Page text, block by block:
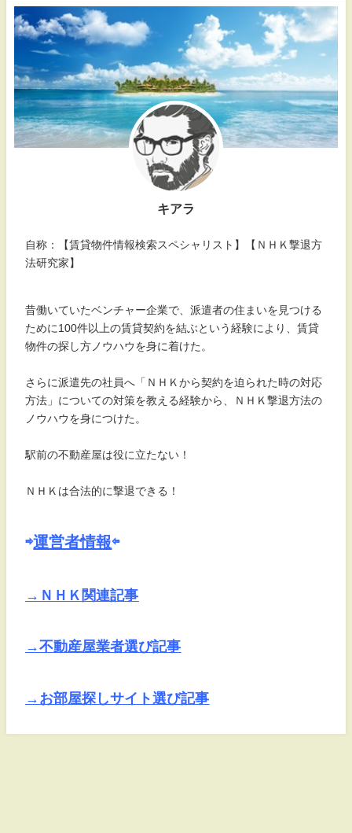
キアラ
自称：【賃貸物件情報検索スペシャリスト】【ＮＨＫ撃退方
法研究家】
昔働いていたベンチャー企業で、派遣者の住まいを見つける
ために100件以上の賃貸契約を結ぶという経験により、賃貸
物件の探し方ノウハウを身に着けた。
さらに派遣先の社員へ「ＮＨＫから契約を迫られた時の対応
方法」についての対策を教える経験から、ＮＨＫ撃退方法の
ノウハウを身につけた。
駅前の不動産屋は役に立たない！
ＮＨＫは合法的に撃退できる！
⇨運営者情報⇦
→ＮＨＫ関連記事
→不動産屋業者選び記事
→お部屋探しサイト選び記事